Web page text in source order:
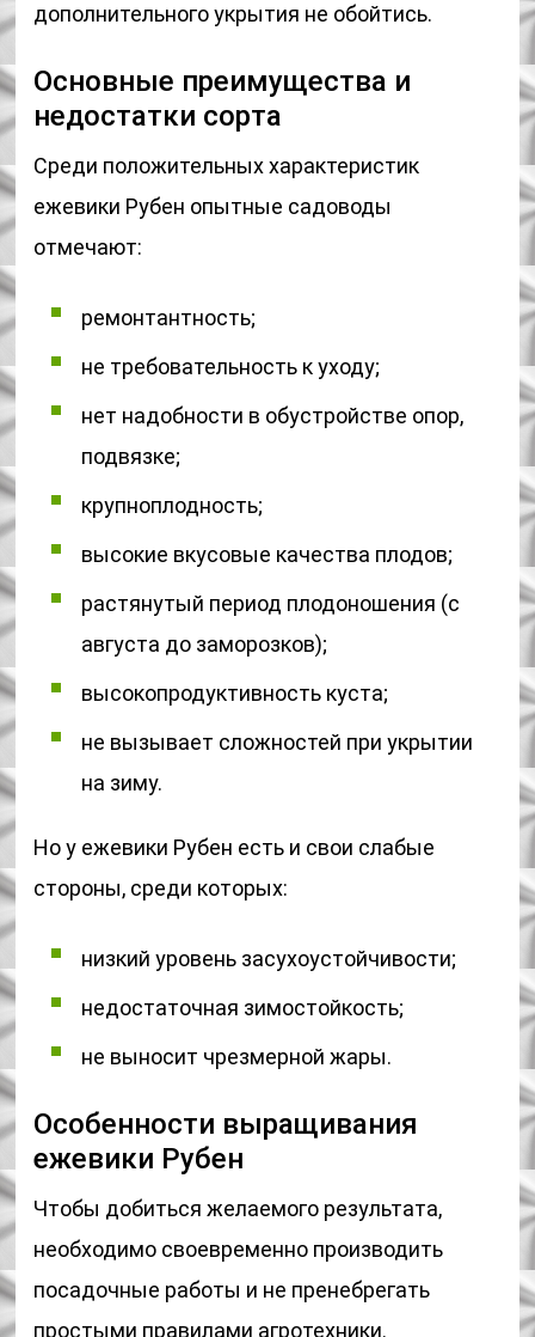
дополнительного укрытия не обойтись.
Основные преимущества и
недостатки сорта
Среди положительных характеристик
ежевики Рубен опытные садоводы
отмечают:
ремонтантность;
не требовательность к уходу;
нет надобности в обустройстве опор,
подвязке;
крупноплодность;
высокие вкусовые качества плодов;
растянутый период плодоношения (с
августа до заморозков);
высокопродуктивность куста;
не вызывает сложностей при укрытии
на зиму.
Но у ежевики Рубен есть и свои слабые
стороны, среди которых:
низкий уровень засухоустойчивости;
недостаточная зимостойкость;
не выносит чрезмерной жары.
Особенности выращивания
ежевики Рубен
Чтобы добиться желаемого результата,
необходимо своевременно производить
посадочные работы и не пренебрегать
простыми правилами агротехники.